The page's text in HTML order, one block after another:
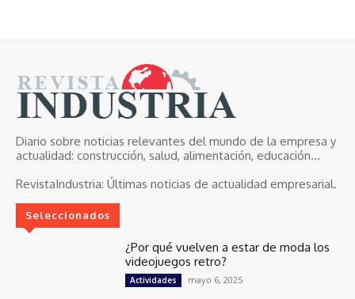
Diario sobre noticias relevantes del mundo de la empresa y
actualidad: construcción, salud, alimentación, educación...
RevistaIndustria: Últimas noticias de actualidad empresarial.
Seleccionados
¿Por qué vuelven a estar de moda los
videojuegos retro?
Actividades mayo 6, 2025